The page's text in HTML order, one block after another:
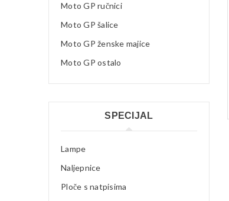
Moto GP ručnici
Moto GP šalice
Moto GP ženske majice
Moto GP ostalo
SPECIJAL
Lampe
Naljepnice
Ploče s natpisima